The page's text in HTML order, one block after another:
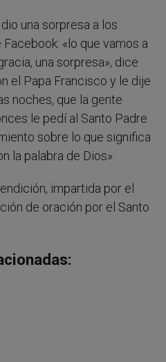
una sorpresa a los
«lo que vamos a
una sorpresa», dice
el Papa Francisco y le dije
noches, que la gente
le pedí al Santo Padre
sobre lo que significa
la palabra de Dios».
impartida por el
de oración por el Santo